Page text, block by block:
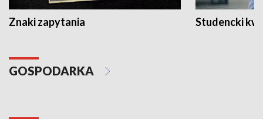
Znaki zapytania Studencki
GOSPODARKA